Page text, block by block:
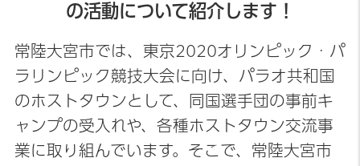
の活動について紹介します！
常陸大宮市では、東京2020オリンピック・パ
ラリンピック競技大会に向け、パラオ共和国
のホストタウンとして、同国選手団の事前キ
ャンプの受入れや、各種ホストタウン交流事
業に取り組んでいます。そこで、常陸大宮市